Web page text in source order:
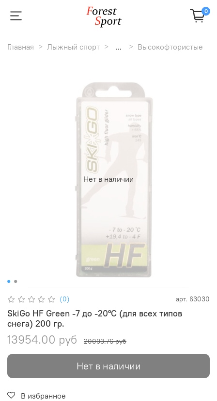
0
Главная Лыжный спорт ... Высокофтористые
Нет в наличии
(0) арт. 63030
SkiGo HF Green -7 до -20°C (для всех типов
снега) 200 гр.
13954.00 руб 20093.76 руб
Нет в наличии
В избранное